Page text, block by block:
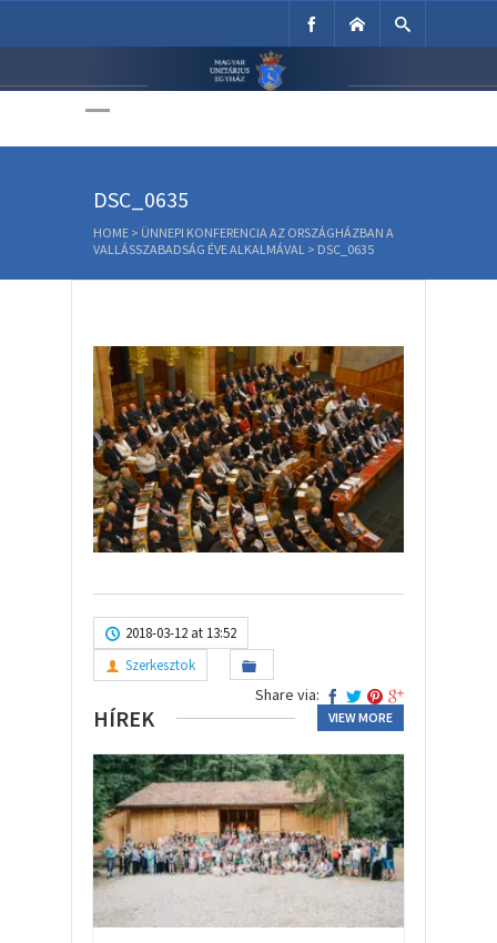
Unitárius Egyház
DSC_0635
HOME > ÜNNEPI KONFERENCIA AZ ORSZÁGHÁZBAN A
VALLÁSSZABADSÁG ÉVE ALKALMÁVAL > DSC_0635
2018-03-12 at 13:52
Szerkesztok
Share via:
HÍREK VIEW MORE